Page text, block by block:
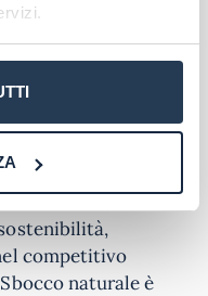
Strategist
e
benessere
più richiesta
grandi dimensioni.
di HR Business
cultura
competitivo
naturale è